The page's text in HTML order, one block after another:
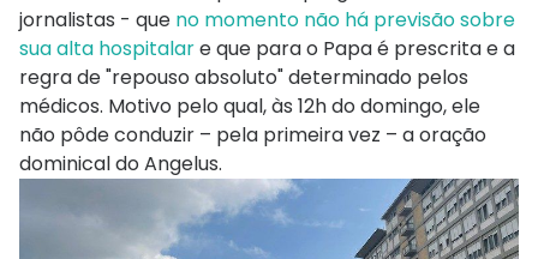
jornalistas - que no momento não há previsão sobre
sua alta hospitalare que para o Papa é prescrita e a
regra de "repouso absoluto" determinado pelos
médicos. Motivo pelo qual, às 12h do domingo, ele
não pôde conduzir – pela primeira vez – a oração
dominical do Angelus.